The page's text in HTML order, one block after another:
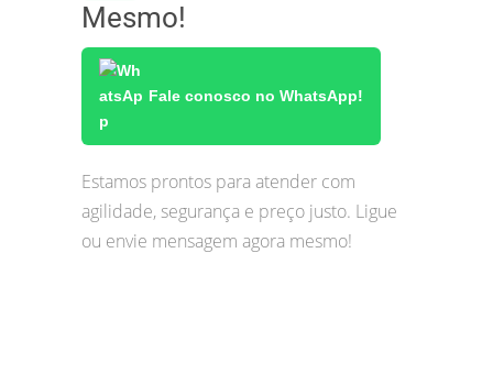
Mesmo!
Fale conosco no WhatsApp!
Estamos prontos para atender com
agilidade, segurança e preço justo. Ligue
ou envie mensagem agora mesmo!